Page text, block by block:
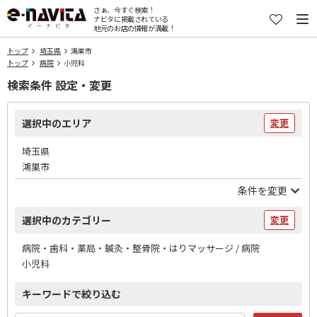
さぁ、今すぐ検索！
ナビタに掲載されている
地元のお店の情報が満載！
トップ 埼玉県
鴻巣市
トップ
病院 小児科
検索条件 設定・変更
選択中のエリア 変更
埼玉県
鴻巣市
条件を変更
選択中のカテゴリー 変更
病院・歯科・薬局・鍼灸・整骨院・はりマッサージ / 病院
小児科
キーワードで絞り込む